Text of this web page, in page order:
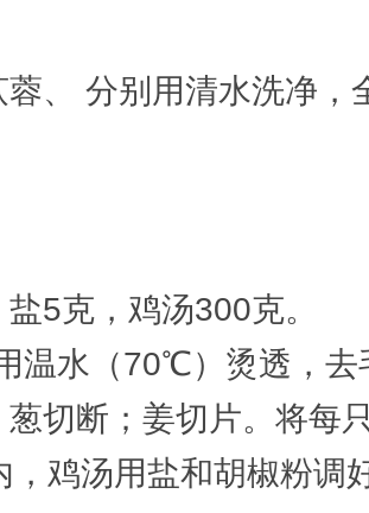
、 分别用清水洗净，
5克，鸡汤300克。
温水（70℃）烫透，去
切断；姜切片。将每
鸡汤用盐和胡椒粉调